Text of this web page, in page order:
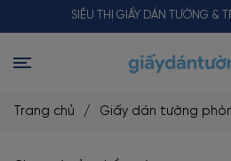
SIÊU THỊ GIẤY DÁN TƯỜNG &
Trang chủ / Giấy dán tường